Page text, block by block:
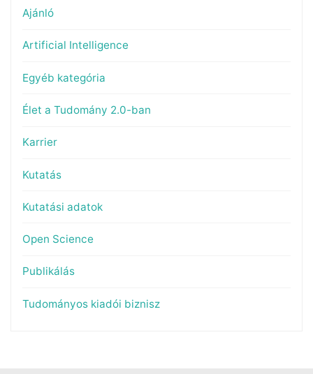
Ajánló
Artificial Intelligence
Egyéb kategória
Élet a Tudomány 2.0-ban
Karrier
Kutatás
Kutatási adatok
Open Science
Publikálás
Tudományos kiadói biznisz